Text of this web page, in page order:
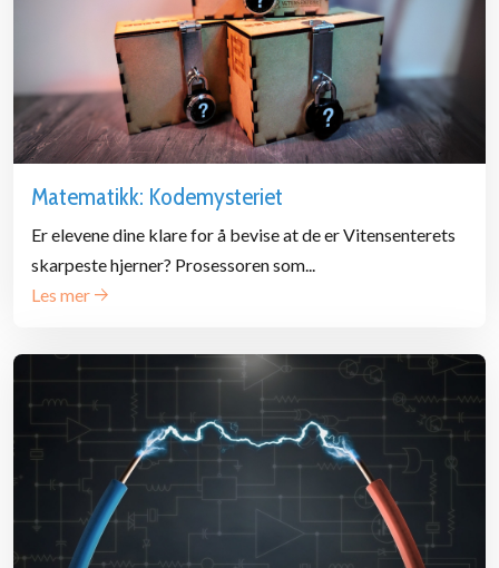
Matematikk: Kodemysteriet
Er elevene dine klare for å bevise at de er Vitensenterets
skarpeste hjerner? Prosessoren som...
Les mer